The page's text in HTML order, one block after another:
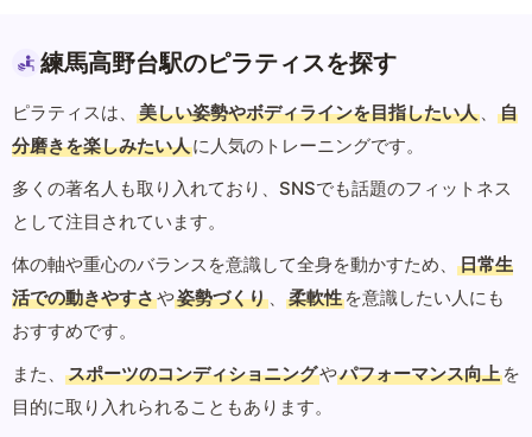
練馬高野台駅のピラティスを探す
ピラティスは、 美しい姿勢やボディラインを目指したい人 、
自
分磨きを楽しみたい人に人気のトレーニングです。
多くの著名人も取り入れており、SNSでも話題のフィットネス
として注目されています。
体の軸や重心のバランスを意識して全身を動かすため、
日常生
活での動きやすさや姿勢づくり 、 柔軟性 を意識したい人にも
おすすめです。
また、
スポーツのコンディショニングやパフォーマンス向上 を
目的に取り入れられることもあります。